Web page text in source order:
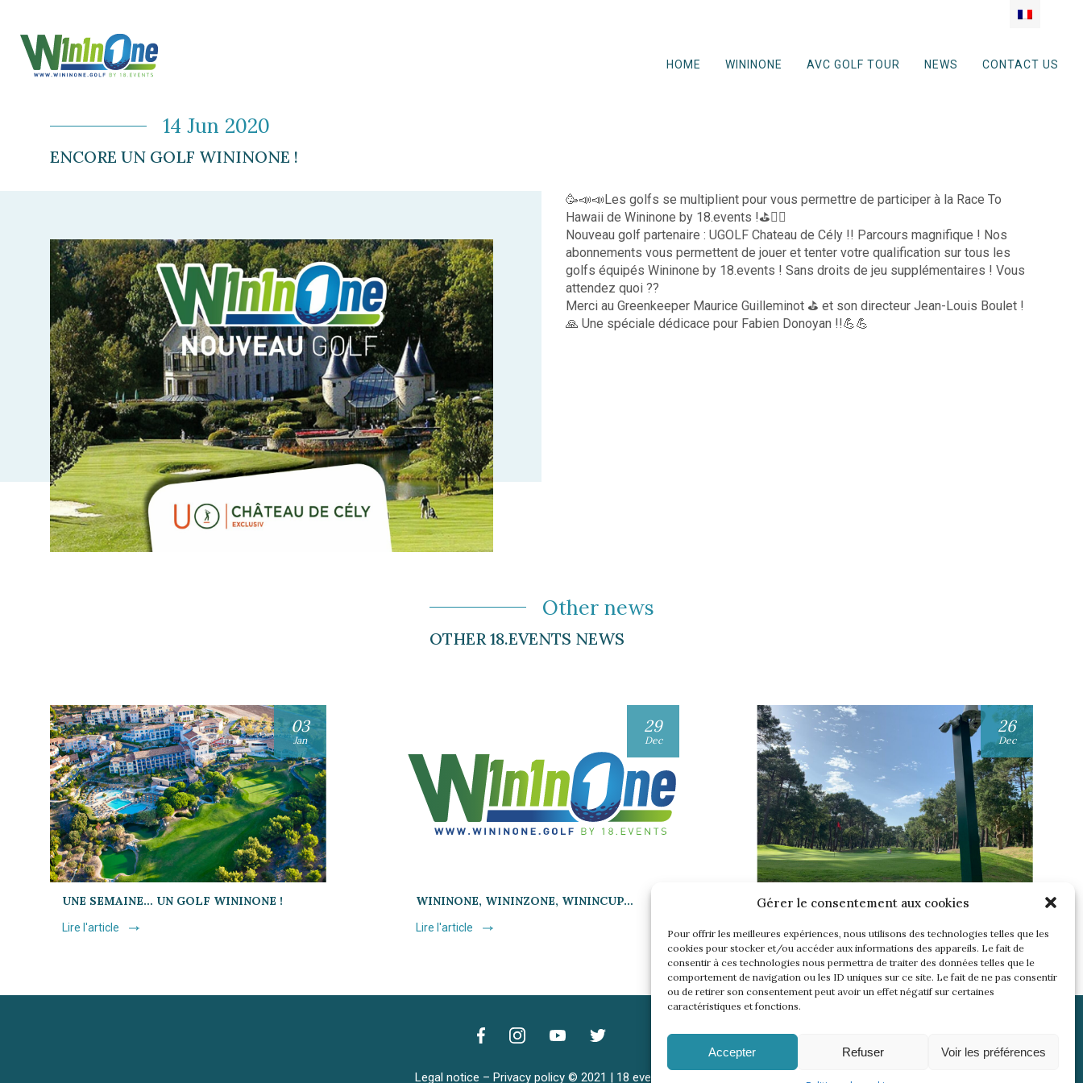
Gérer le consentement aux cookies
Pour offrir les meilleures expériences, nous utilisons des technologies telles que les
cookies pour stocker et/ou accéder aux informations des appareils. Le fait de
consentir à ces technologies nous permettra de traiter des données telles que le
comportement de navigation ou les ID uniques sur ce site. Le fait de ne pas consentir
ou de retirer son consentement peut avoir un effet négatif sur certaines
caractéristiques et fonctions.
Accepter Refuser Voir les préférences
HOME WININONE AVC GOLF TOUR NEWS CONTACT US
14 Jun 2020
ENCORE UN GOLF WININONE !
🥳📣📣Les golfs se multiplient pour vous permettre de participer à la Race To
Hawaii de Wininone by 18.events !⛳️🏌️‍♀️
Nouveau golf partenaire : UGOLF Chateau de Cély !! Parcours magnifique ! Nos
abonnements vous permettent de jouer et tenter votre qualification sur tous les
golfs équipés Wininone by 18.events ! Sans droits de jeu supplémentaires ! Vous
attendez quoi ??
Merci au Greenkeeper Maurice Guilleminot ⛳️ et son directeur Jean-Louis Boulet !
🙏 Une spéciale dédicace pour Fabien Donoyan !!💪💪
Other news
OTHER 18.EVENTS NEWS
03
Jan
UNE SEMAINE… UN GOLF WININONE !
Lire l'article
29
Dec
WININONE, WININZONE, WININCUP…
Lire l'article
26
Dec
UNE SEMAINE… TOUS LES GOLFS
Lire l'article
Legal notice – Privacy policy © 2021 | 18 events